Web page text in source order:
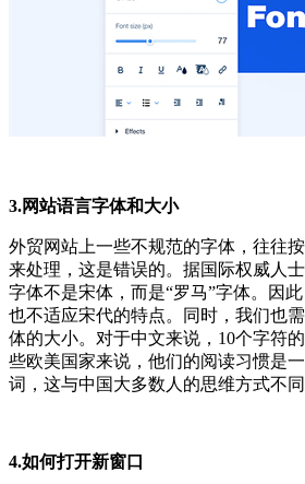
3.网站语言字体和大小
外贸网站上一些不规范的字体，往往
来处理，这是错误的。据国际权威人
字体不是宋体，而是“罗马”字体。因
也不适应宋代的特点。同时，我们也
体的大小。对于中文来说，10个字符
些欧美国家来说，他们的阅读习惯是
词，这与中国大多数人的思维方式不同
4.如何打开新窗口